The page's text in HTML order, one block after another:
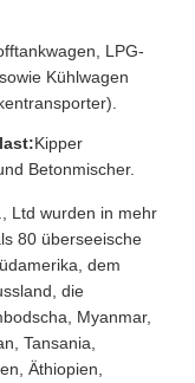
LPG-
Kühlwagen
Kipper
Betonmischer.
Ltd wurden in mehr
80 überseeische
dem
die
Myanmar,
Tansania,
Äthiopien,